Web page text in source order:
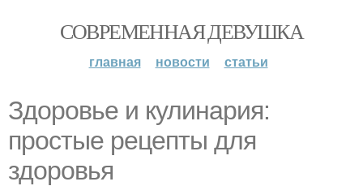
СОВРЕМЕННАЯ ДЕВУШКА
главная новости статьи
Здоровье и кулинария:
простые рецепты для
здоровья